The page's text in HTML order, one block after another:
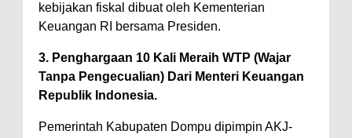
kebijakan fiskal dibuat oleh Kementerian
Keuangan RI bersama Presiden.
3. Penghargaan 10 Kali Meraih WTP (Wajar
Tanpa Pengecualian) Dari Menteri Keuangan
Republik Indonesia.
Pemerintah Kabupaten Dompu dipimpin AKJ-